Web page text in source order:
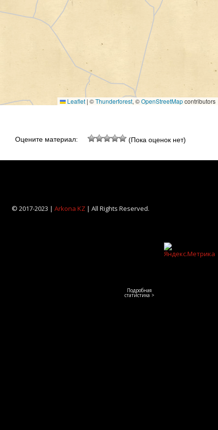
Leaflet | ©Thunderforest, ©OpenStreetMapcontributors
Оцените материал: (Пока оценок нет)
© 2017-2023 | Arkona KZ| All Rights Reserved.
Подробная
статистика >